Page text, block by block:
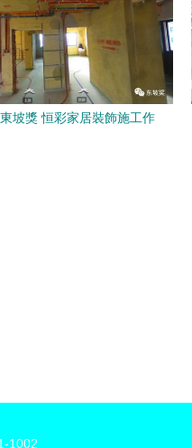
坡獎 恒彩家居裝飾施工作
1002